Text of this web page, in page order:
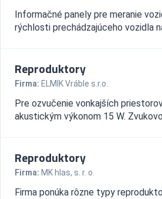
Informačné panely pre meranie
rýchlosti prechádzajúceho vozidla
Reproduktory
Firma: ELMIK Vráble s.r.o.
Pre ozvučenie vonkajších
akustickým výkonom 15 W.
Reproduktory
Firma: MK hlas, s. r. o.
Firma ponúka rôzne typy